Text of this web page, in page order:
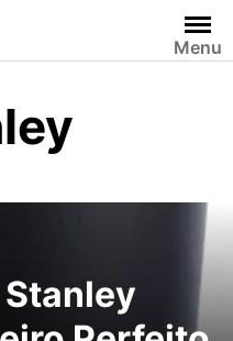
Menu